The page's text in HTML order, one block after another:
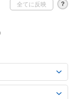
全てに反映 ？